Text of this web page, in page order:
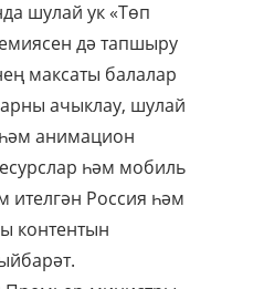
шулай ук «Төп
дә тапшыру
максаты балалар
ачыклау, шулай
анимацион
һәм мобиль
ителгән Россия һәм
контентын